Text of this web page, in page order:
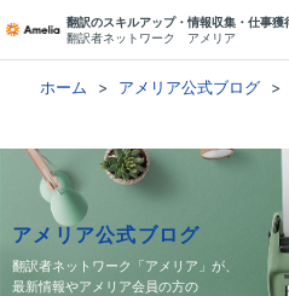
翻訳のスキルアップ・情報収集・仕事獲
翻訳者ネットワーク アメリア
ホーム アメリア公式ブログ
アメリア公式ブログ
翻訳者ネットワーク「アメリア」が、
最新情報やアメリア会員の方の